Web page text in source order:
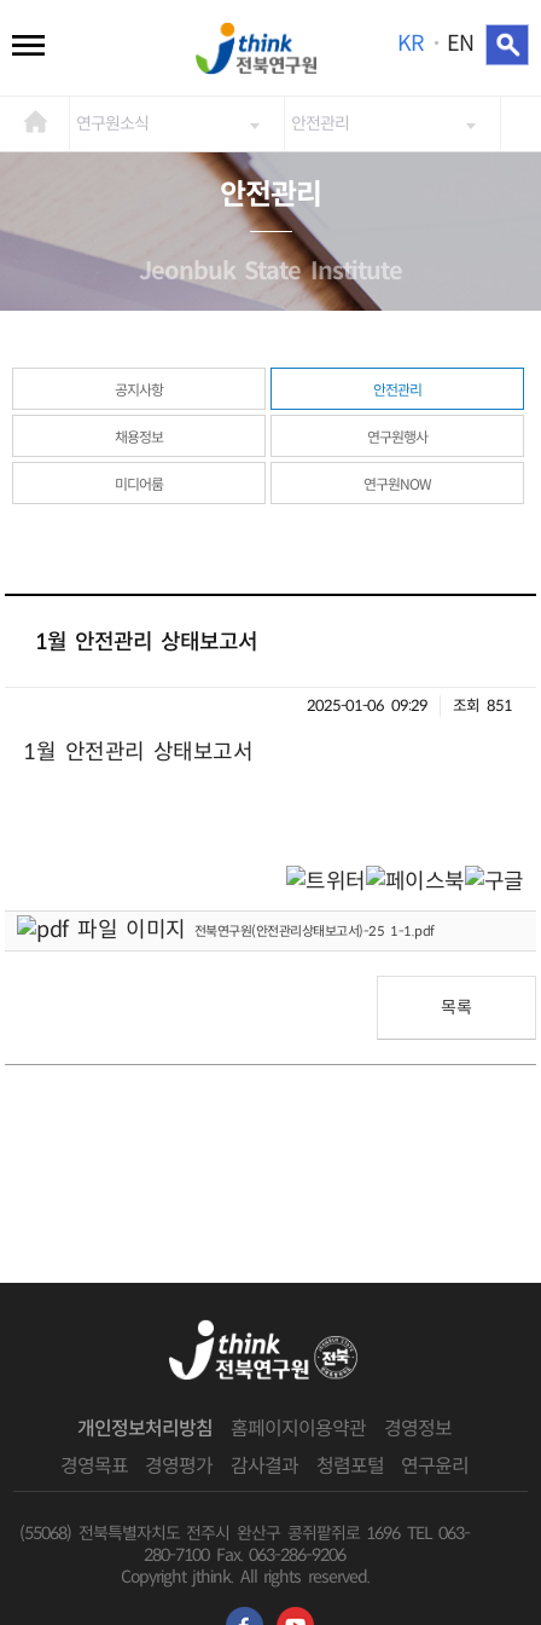
KR EN
연구원소식 안전관리
안전관리
Jeonbuk State Institute
공지사항 안전관리
채용정보 연구원행사
미디어룸 연구원NOW
1월 안전관리 상태보고서
2025-01-06 09:29 조회 851
1월 안전관리 상태보고서
전북연구원(안전관리상태보고서)-25 1-1.pdf
목록
개인정보처리방침 홈페이지이용약관
경영정보
경영목표
경영평가 감사결과 청렴포털 연구윤리
(55068) 전북특별자치도 전주시 완산구 콩쥐팥쥐로 1696 TEL 063-
280-7100 Fax. 063-286-9206
Copyright jthink. All rights reserved.